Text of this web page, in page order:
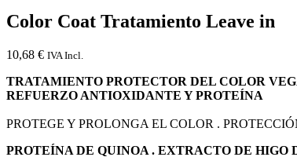
Color Coat Tratamiento Leave in
10,68 € IVA Incl.
TRATAMIENTO PROTECTOR DEL COLOR
REFUERZO ANTIOXIDANTE Y PROTEÍNA
PROTEGE Y PROLONGA EL COLOR .
PROTEÍNA DE QUINOA . EXTRACTO DE